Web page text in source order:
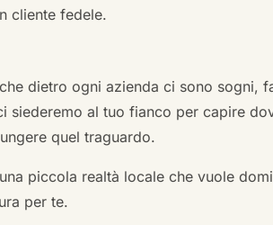
cliente fedele.
dietro ogni azienda ci sono sogni,
al tuo fianco per capire
quel traguardo.
piccola realtà locale che vuole
per te.